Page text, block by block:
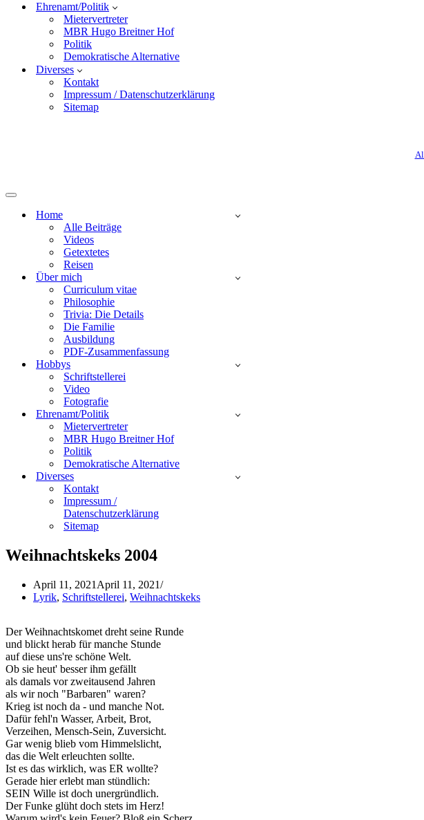
Ehrenamt/Politik
Mietervertreter
MBR Hugo Breitner Hof
Politik
Demokratische Alternative
Diverses
Kontakt
Impressum / Datenschutzerklärung
Sitemap
Home
Alle Beiträge
Videos
Getextetes
Reisen
Über mich
Curriculum vitae
Philosophie
Trivia: Die Details
Die Familie
Ausbildung
PDF-Zusammenfassung
Hobbys
Schriftstellerei
Video
Fotografie
Ehrenamt/Politik
Mietervertreter
MBR Hugo Breitner Hof
Politik
Demokratische Alternative
Diverses
Kontakt
Impressum /
Datenschutzerklärung
Sitemap
Weihnachtskeks 2004
April 11, 2021 April 11, 2021
Lyrik, Schriftstellerei, Weihnachtskeks
Der Weihnachtskomet dreht seine Runde
und blickt herab für manche Stunde
auf diese uns're schöne Welt.
Ob sie heut' besser ihm gefällt
als damals vor zweitausend Jahren
als wir noch "Barbaren" waren?
Krieg ist noch da - und manche Not.
Dafür fehl'n Wasser, Arbeit, Brot,
Verzeihen, Mensch-Sein, Zuversicht.
Gar wenig blieb vom Himmelslicht,
das die Welt erleuchten sollte.
Ist es das wirklich, was ER wollte?
Gerade hier erlebt man stündlich:
SEIN Wille ist doch unergründlich.
Der Funke glüht doch stets im Herz!